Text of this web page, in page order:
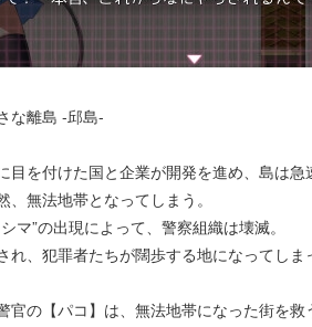
な離島 -邱島-
目を付けた国と企業が開発を進め、島は急
、無法地帯となってしまう。
マ”の出現によって、警察組織は壊滅。
れ、犯罪者たちが闊歩する地になってしま
官の【パコ】は、無法地帯になった街を